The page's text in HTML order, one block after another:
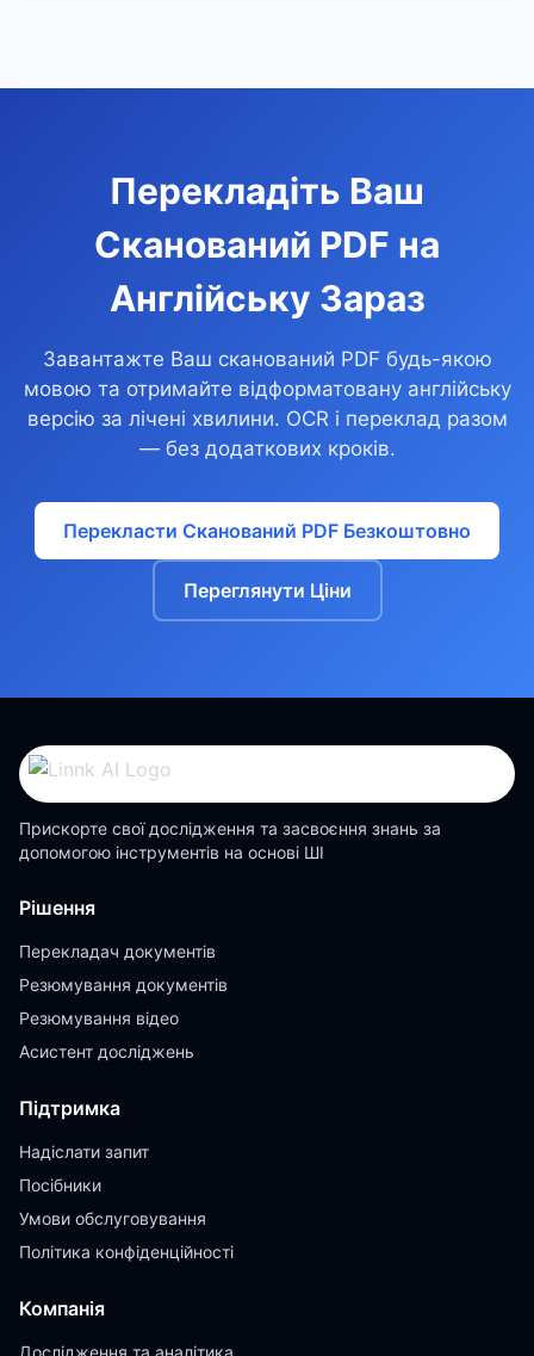
Перекладіть Ваш
Сканований PDF на
Англійську Зараз
Завантажте Ваш сканований PDF будь-якою
мовою та отримайте відформатовану англійську
версію за лічені хвилини. OCR і переклад разом
— без додаткових кроків.
Перекласти Сканований PDF Безкоштовно
Переглянути Ціни
Прискорте свої дослідження та засвоєння знань за
допомогою інструментів на основі ШІ
Рішення
Перекладач документів
Резюмування документів
Резюмування відео
Асистент досліджень
Підтримка
Надіслати запит
Посібники
Умови обслуговування
Політика конфіденційності
Компанія
Дослідження та аналітика